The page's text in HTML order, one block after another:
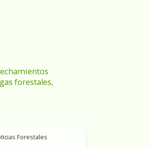
forestales,